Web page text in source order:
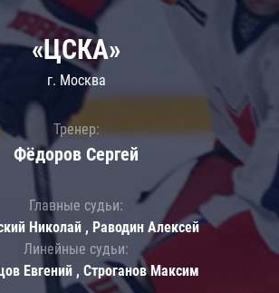
«ЦСКА»
г. Москва
Тренер:
Фёдоров Сергей
Главные судьи:
Николай , Раводин Алексей
Линейные судьи:
Евгений , Строганов Максим